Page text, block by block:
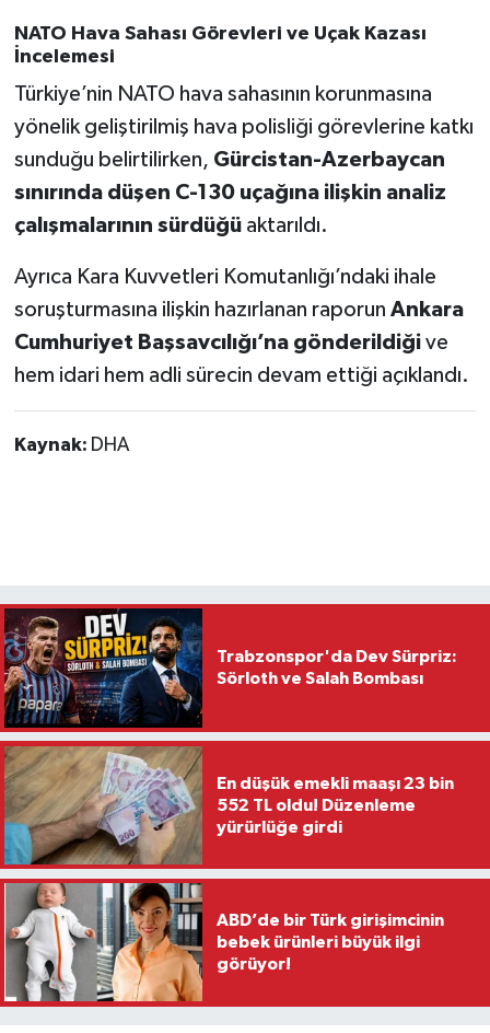
NATO Hava Sahası Görevleri ve Uçak Kazası
İncelemesi
Türkiye’nin NATO hava sahasının korunmasına
yönelik geliştirilmiş hava polisliği görevlerine katkı
sunduğu belirtilirken, Gürcistan-Azerbaycan
sınırında düşen C-130 uçağına ilişkin analiz
çalışmalarının sürdüğüaktarıldı.
Ayrıca Kara Kuvvetleri Komutanlığı’ndaki ihale
soruşturmasına ilişkin hazırlanan raporun Ankara
Cumhuriyet Başsavcılığı’na gönderildiğive
hem idari hem adli sürecin devam ettiği açıklandı.
Kaynak: DHA
Trabzonspor'da Dev Sürpriz:
Sörloth ve Salah Bombası
En düşük emekli maaşı 23 bin
552 TL oldu! Düzenleme
yürürlüğe girdi
ABD’de bir Türk girişimcinin
bebek ürünleri büyük ilgi
görüyor!